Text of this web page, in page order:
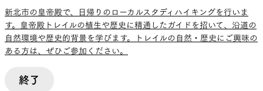
新北市の皇帝殿で、日帰りのローカルスタディハイキングを行いま
す。皇帝殿トレイルの植生や歴史に精通したガイドを招いて、沿道の
自然環境や歴史的背景を学びます。トレイルの自然・歴史にご興味の
ある方は、ぜひご参加ください。
終了